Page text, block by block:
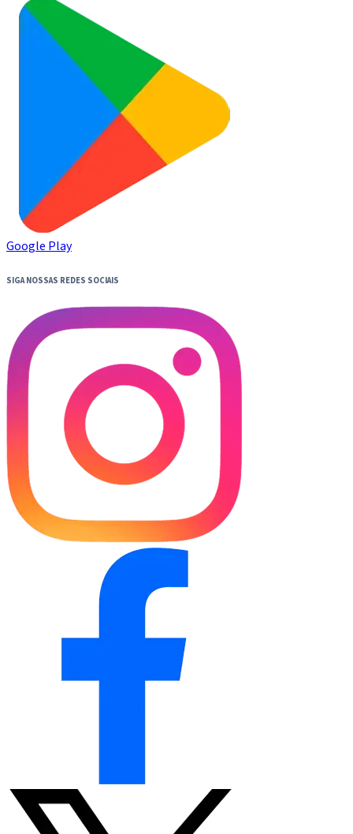
Google Play
SIGA NOSSAS REDES SOCIAIS